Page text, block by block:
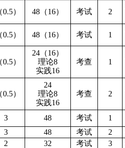
） 48（16） 考试 2
） 48（16） 考试 1
0.5）
24（16）
理论8
实践16
考查 1
0.5）
24
理论8
实践16
考查 2
3 48 考试 1
3 48 考试 2
2 32 考试 3